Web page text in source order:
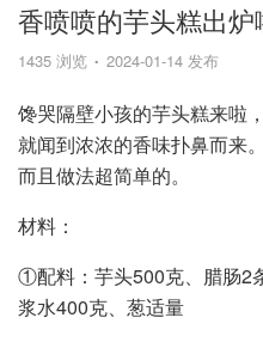
香喷喷的芋头糕出炉
1435 浏览 2024-01-14 发布
馋哭隔壁小孩的芋头糕来啦
就闻到浓浓的香味扑鼻而来
而且做法超简单的。
材料：
①配料：芋头500克、腊肠2
浆水400克、葱适量